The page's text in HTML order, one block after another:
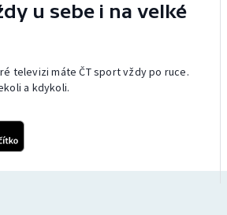
u sebe i na velké
televizi máte ČT sport vždy po ruce.
a kdykoli.